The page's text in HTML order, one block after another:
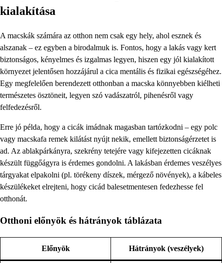
kialakítása
A macskák számára az otthon nem csak egy hely, ahol esznek és
alszanak – ez egyben a birodalmuk is. Fontos, hogy a lakás vagy kert
biztonságos, kényelmes és izgalmas legyen, hiszen egy jól kialakított
környezet jelentősen hozzájárul a cica mentális és fizikai egészségéhez.
Egy megfelelően berendezett otthonban a macska könnyebben kiélheti
természetes ösztöneit, legyen szó vadászatról, pihenésről vagy
felfedezésről.
Erre jó példa, hogy a cicák imádnak magasban tartózkodni – egy polc
vagy macskafa remek kilátást nyújt nekik, emellett biztonságérzetet is
ad. Az ablakpárkányra, szekrény tetejére vagy kifejezetten cicáknak
készült függőágyra is érdemes gondolni. A lakásban érdemes veszélyes
tárgyakat elpakolni (pl. törékeny díszek, mérgező növények), a kábeles
készülékeket elrejteni, hogy cicád balesetmentesen fedezhesse fel
otthonát.
Otthoni előnyök és hátrányok táblázata
Előnyök Hátrányok (veszélyek)